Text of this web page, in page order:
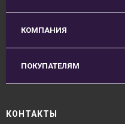
КОМПАНИЯ
ПОКУПАТЕЛЯМ
КОНТАКТЫ